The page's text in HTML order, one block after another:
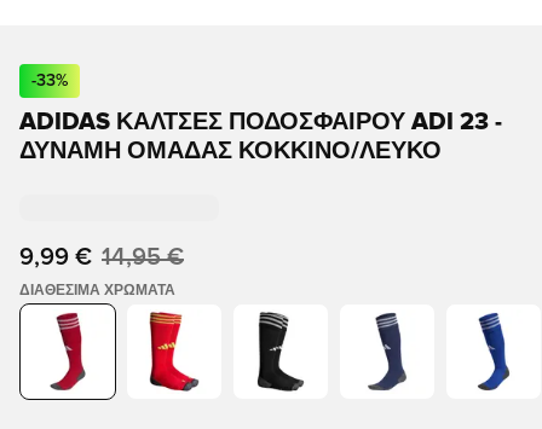
-33%
ADIDAS ΚΆΛΤΣΕΣ ΠΟΔΟΣΦΑΊΡΟΥ ADI 23 -
ΔΎΝΑΜΗ ΟΜΆΔΑΣ ΚΌΚΚΙΝΟ/ΛΕΥΚΌ
9,99 € 14,95 €
ΔΙΑΘΈΣΙΜΑ ΧΡΏΜΑΤΑ